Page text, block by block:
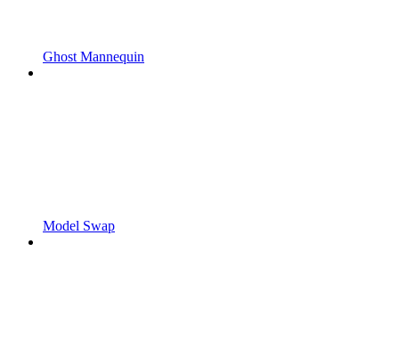
Ghost Mannequin
Model Swap